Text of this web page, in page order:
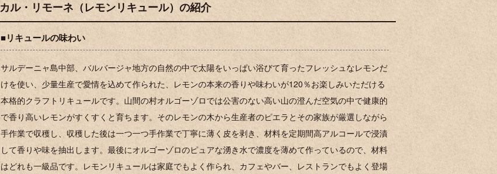
カル・リモーネ（レモンリキュール）の紹介
■リキュールの味わい
サルデーニャ島中部、バルバージャ地方の自然の中で太陽をいっぱい浴びて育ったフレッシュなレモンだ
けを使い、少量生産で愛情を込めて作られた、レモンの本来の香りや味わいが120％お楽しみいただける
本格的クラフトリキュールです。山間の村オルゴーゾロでは公害のない高い山の澄んだ空気の中で健康的
で香り高いレモンがすくすくと育ちます。そのレモンの木から生産者のピエラとその家族が厳選しながら
手作業で収穫し、収穫した後は一つ一つ手作業で丁寧に薄く皮を剥き、材料を定期間高アルコールで浸漬
して香りや味を抽出します。最後にオルゴーゾロのピュアな湧き水で濃度を薄めて作っているので、材料
はどれも一級品です。レモンリキュールは家庭でもよく作られ、カフェやバー、レストランでもよく登場